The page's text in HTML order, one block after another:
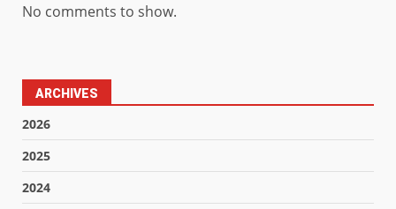
No comments to show.
ARCHIVES
2026
2025
2024